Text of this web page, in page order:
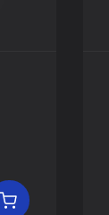
В КОРЗИНУ